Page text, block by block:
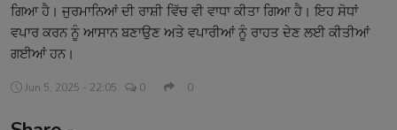
Gallery
Sponsors
Matrimonial
ਗਿਆ ਹੈ। ਜੁਰਮਾਨਿਆਂ ਦੀ ਰਾਸ਼ੀ ਵਿੱਚ ਵੀ ਵਾਧਾ ਕੀਤਾ ਗਿਆ ਹੈ। ਇਹ ਸੋਧਾਂ
ਵਪਾਰ ਕਰਨ ਨੂੰ ਆਸਾਨ ਬਣਾਉਣ ਅਤੇ ਵਪਾਰੀਆਂ ਨੂੰ ਰਾਹਤ ਦੇਣ ਲਈ ਕੀਤੀਆਂ
ਗਈਆਂ ਹਨ।
Jun 5, 2025 - 22:05 0 0